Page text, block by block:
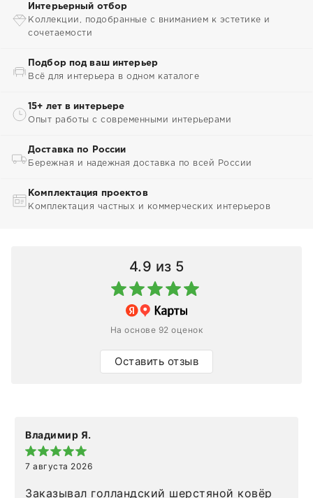
Интерьерный отбор
Коллекции, подобранные с вниманием к эстетике и
сочетаемости
Подбор под ваш интерьер
Всё для интерьера в одном каталоге
15+ лет в интерьере
Опыт работы с современными интерьерами
Доставка по России
Бережная и надежная доставка по всей России
Комплектация проектов
Комплектация частных и коммерческих интерьеров
4.9 из 5
На основе 92 оценок
Оставить отзыв
Владимир Я.
7 августа 2026
Заказывал голландский шерстяной ковёр